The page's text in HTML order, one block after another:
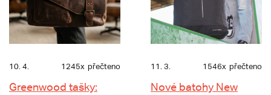
10. 4. 1245x přečteno
Greenwood tašky:
11. 3. 1546x přečteno
Nové batohy New